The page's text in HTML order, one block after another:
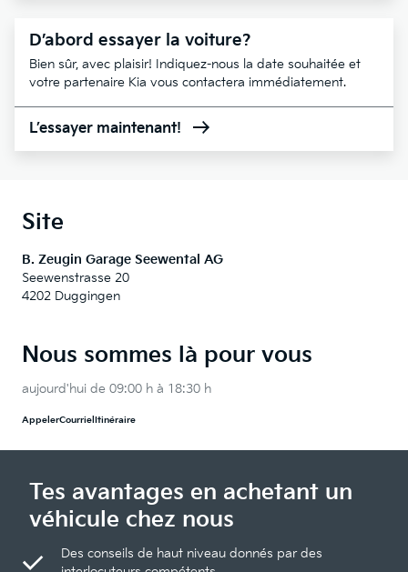
D’abord essayer la voiture?
Bien sûr, avec plaisir! Indiquez-nous la date souhaitée et
votre partenaire Kia vous contactera immédiatement.
L’essayer maintenant!
Site
B. Zeugin Garage Seewental AG
Seewenstrasse 20
4202 Duggingen
Nous sommes là pour vous
aujourd'hui de 09:00 h à 18:30 h
AppelerCourriel Itinéraire
Tes avantages en achetant un
véhicule chez nous
Des conseils de haut niveau donnés par des